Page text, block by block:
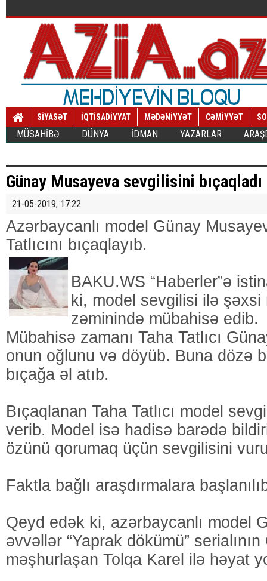
SİYASƏT İQTİSADİYYAT MƏDƏNİYYƏT CƏMİYYƏT
MÜSAHİBƏ DÜNYA İDMAN YAZARLAR
Günay Musayeva sevgilisini bıçaqladı
21-05-2019, 17:22
Azərbaycanlı model Günay
Tatlıcını bıçaqlayıb.
BAKU.WS “Haberler”ə
ki, model sevgilisi ilə şəxsi
zəminində mübahisə edib.
Mübahisə zamanı Taha Tatlıcı
onun oğlunu və döyüb. Buna dözə
bıçağa əl atıb.
Bıçaqlanan Taha Tatlıcı model
verib. Model isə hadisə barədə
özünü qorumaq üçün sevgilisini
Faktla bağlı araşdırmalara
Qeyd edək ki, azərbaycanlı model
əvvəllər “Yaprak dökümü”
məşhurlaşan Tolqa Karel ilə həyat